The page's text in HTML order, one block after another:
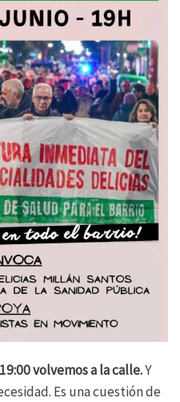
volvemos a la calle.Y
Es una cuestión de